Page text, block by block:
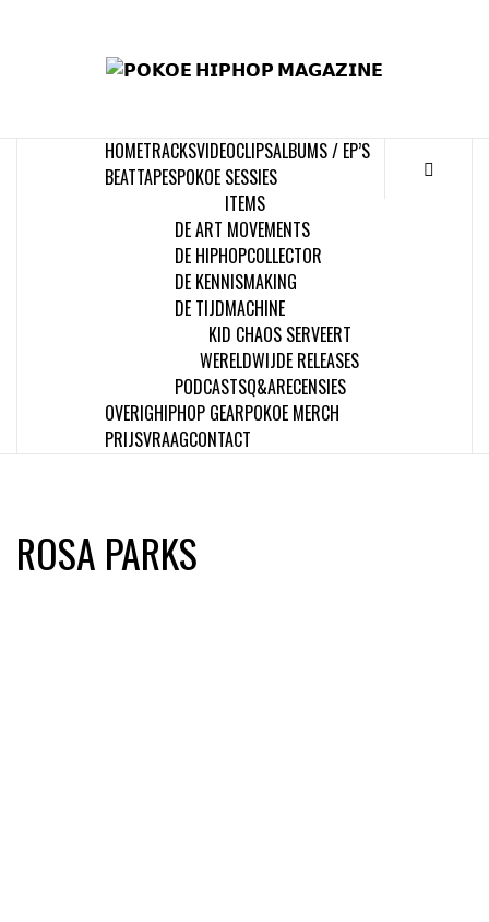
HOMETRACKSVIDEOCLIPSALBUMS / EP’S
BEATTAPESPOKOE SESSIES
ITEMS
DE ART MOVEMENTS
DE HIPHOPCOLLECTOR
DE KENNISMAKING
DE TIJDMACHINE
KID CHAOS SERVEERT
WERELDWIJDE RELEASES
PODCASTSQ&ARECENSIES
OVERIGHIPHOP GEARPOKOE MERCH
PRIJSVRAAGCONTACT
ROSA PARKS